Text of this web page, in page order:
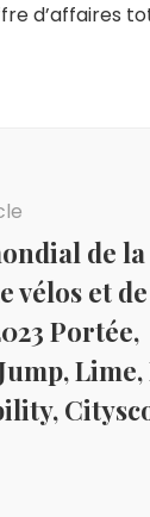
d’affaires
de la
vélos et de
Portée,